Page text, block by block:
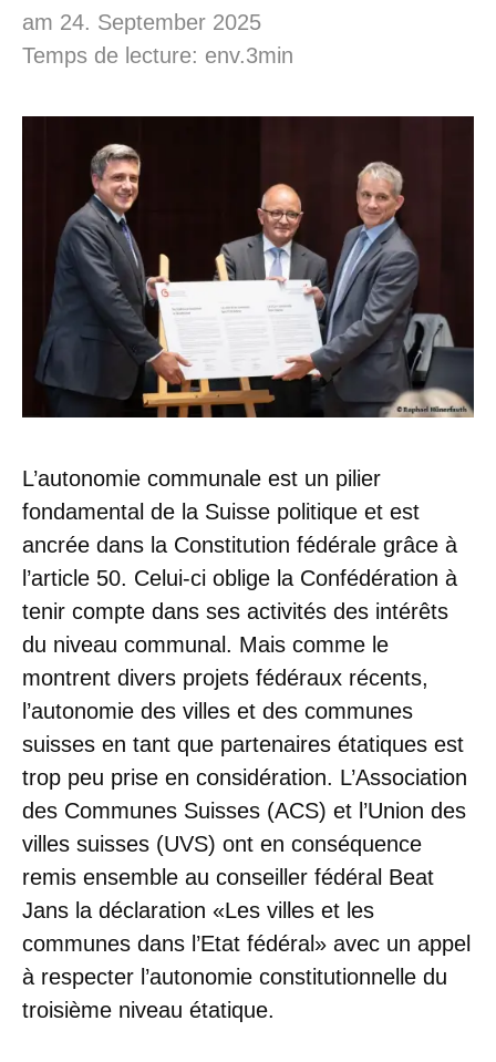
am 24. September 2025
Temps de lecture: env.3min
L’autonomie communale est un pilier
fondamental de la Suisse politique et est
ancrée dans la Constitution fédérale grâce à
l’article 50. Celui-ci oblige la Confédération à
tenir compte dans ses activités des intérêts
du niveau communal. Mais comme le
montrent divers projets fédéraux récents,
l’autonomie des villes et des communes
suisses en tant que partenaires étatiques est
trop peu prise en considération. L’Association
des Communes Suisses (ACS) et l’Union des
villes suisses (UVS) ont en conséquence
remis ensemble au conseiller fédéral Beat
Jans la déclaration «Les villes et les
communes dans l’Etat fédéral» avec un appel
à respecter l’autonomie constitutionnelle du
troisième niveau étatique.